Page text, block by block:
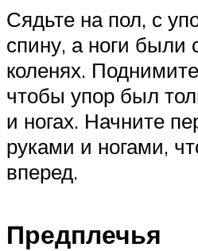
Сядьте на пол, с
спину, а ноги были
коленях.
чтобы упор был
и ногах. Начните
руками и ногами,
вперед.
Предплечья